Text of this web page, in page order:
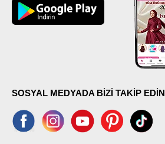
SOSYAL MEDYADA BİZİ TAKİP EDİN